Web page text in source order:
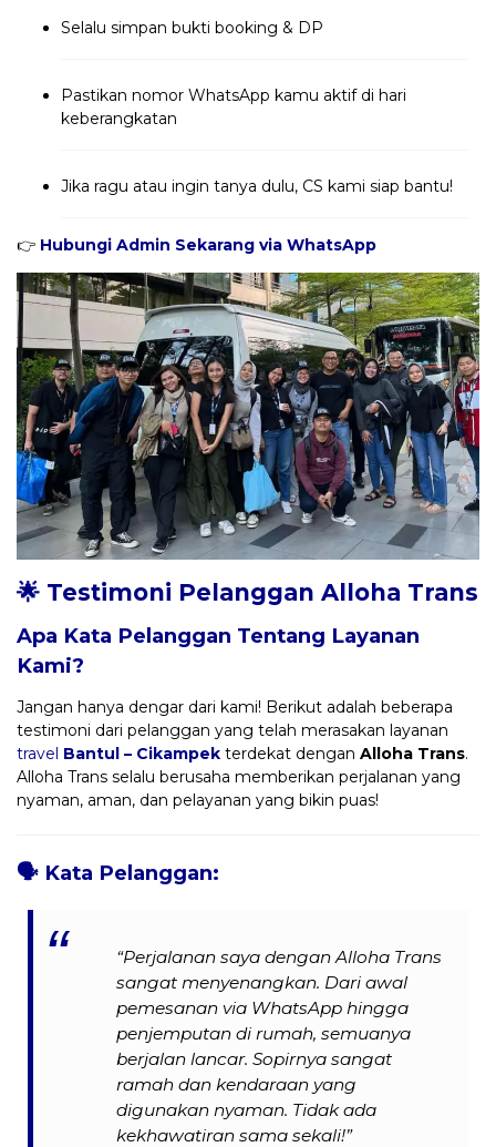
Selalu simpan bukti booking & DP
Pastikan nomor WhatsApp kamu aktif di hari
keberangkatan
Jika ragu atau ingin tanya dulu, CS kami siap bantu!
👉 Hubungi Admin Sekarang via WhatsApp
🌟 Testimoni Pelanggan Alloha Trans
Apa Kata Pelanggan Tentang Layanan
Kami?
Jangan hanya dengar dari kami! Berikut adalah beberapa
testimoni dari pelanggan yang telah merasakan layanan
travel Bantul – Cikampek terdekat dengan Alloha Trans.
Alloha Trans selalu berusaha memberikan perjalanan yang
nyaman, aman, dan pelayanan yang bikin puas!
🗣️ Kata Pelanggan:
“Perjalanan saya dengan Alloha Trans
sangat menyenangkan. Dari awal
pemesanan via WhatsApp hingga
penjemputan di rumah, semuanya
berjalan lancar. Sopirnya sangat
ramah dan kendaraan yang
digunakan nyaman. Tidak ada
kekhawatiran sama sekali!”